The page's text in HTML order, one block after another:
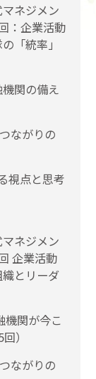
マネジメン
：企業活動
「統率」
関の備え
ながりの
視点と思考
マネジメン
企業活動
とリーダ
関が今こ
）
ながりの